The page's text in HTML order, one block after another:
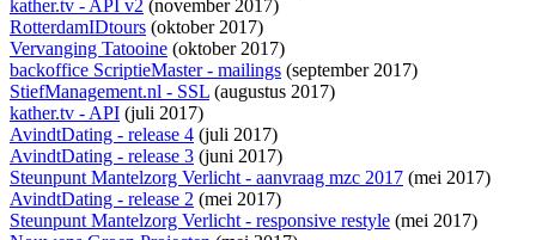
kather.tv - API v2 (november 2017)
RotterdamIDtours (oktober 2017)
Vervanging Tatooine (oktober 2017)
backoffice ScriptieMaster - mailings (september 2017)
StiefManagement.nl - SSL (augustus 2017)
kather.tv - API (juli 2017)
AvindtDating - release 4 (juli 2017)
AvindtDating - release 3 (juni 2017)
Steunpunt Mantelzorg Verlicht - aanvraag mzc 2017 (mei 2017)
AvindtDating - release 2 (mei 2017)
Steunpunt Mantelzorg Verlicht - responsive restyle (mei 2017)